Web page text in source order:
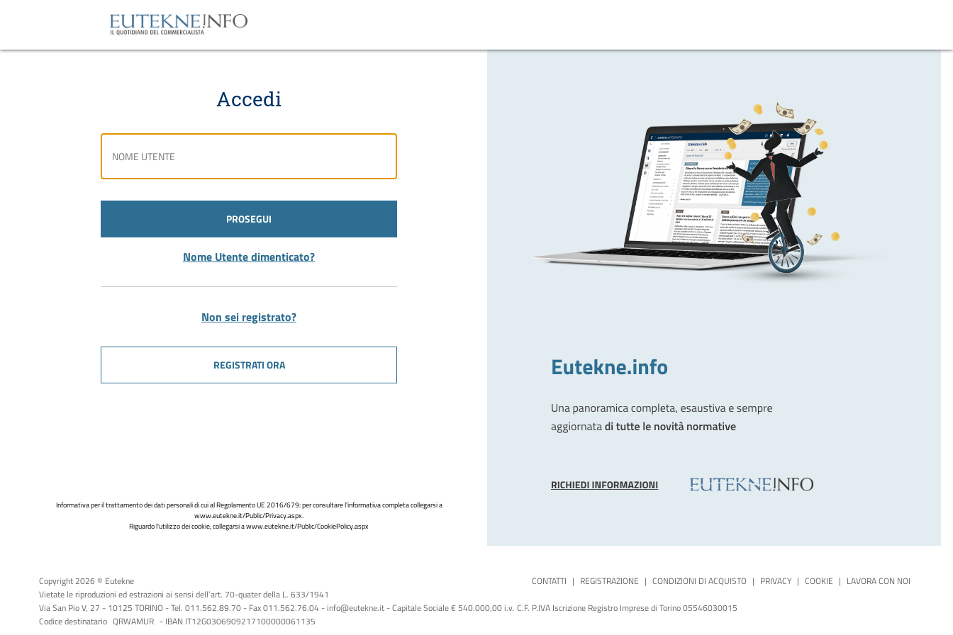
Accedi
PROSEGUI
Nome Utente dimenticato?
Non sei registrato?
REGISTRATI ORA
Informativa per il trattamento dei dati personali di cui al Regolamento UE 2016/679: per consultare l'informativa completa collegarsi a
www.eutekne.it/Public/Privacy.aspx.
Riguardo l'utilizzo dei cookie, collegarsi awww.eutekne.it/Public/CookiePolicy.aspx
Copyright 2026 © Eutekne
Vietate le riproduzioni ed estrazioni ai sensi dell’art. 70-quater della L. 633/1941
CONTATTI | REGISTRAZIONE | CONDIZIONI DI ACQUISTO | PRIVACY | COOKIE | LAVORA CON NOI
Via San Pio V, 27 - 10125 TORINO - Tel. 011.562.89.70 - Fax 011.562.76.04 - info@eutekne.it - Capitale Sociale € 540.000,00 i.v. C.F. P.IVA Iscrizione Registro Imprese di Torino 05546030015
Codice destinatario QRWAMUR - IBAN IT12G0306909217100000061135